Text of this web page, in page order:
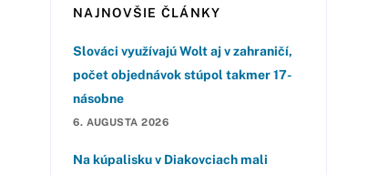
NAJNOVŠIE ČLÁNKY
Slováci využívajú Wolt aj v zahraničí,
počet objednávok stúpol takmer 17-
násobne
6. AUGUSTA 2026
Na kúpalisku v Diakovciach mali